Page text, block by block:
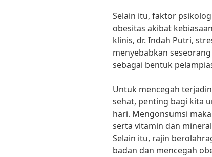
Selain itu, faktor
obesitas akibat
klinis, dr. Indah Putri,
menyebabkan
sebagai bentuk
Untuk mencegah
sehat, penting bagi kita
hari. Mengonsumsi
serta vitamin dan
Selain itu, rajin
badan dan mencegah